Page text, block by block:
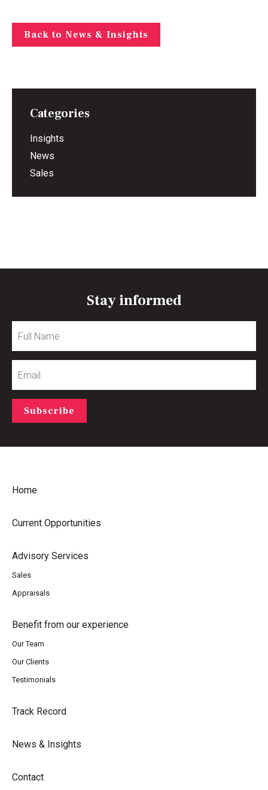
Back to News & Insights
Categories
Insights
News
Sales
Stay informed
Name
Subscribe
Home
Current Opportunities
Advisory Services
Sales
Appraisals
Benefit from our experience
Our Team
Our Clients
Testimonials
Track Record
News & Insights
Contact